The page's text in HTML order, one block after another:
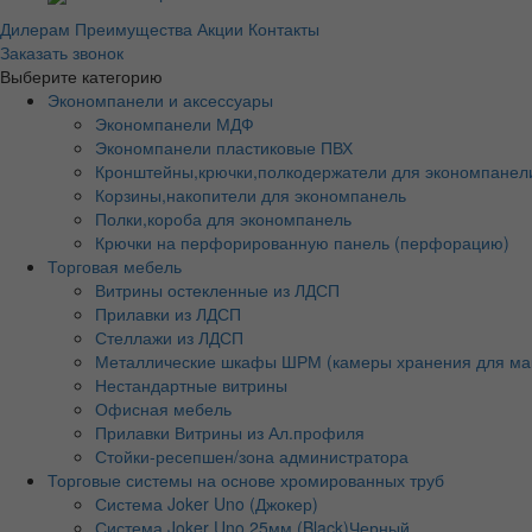
Дилерам Преимущества Акции Контакты
Заказать звонок
Выберите категорию
Экономпанели и аксессуары
Экономпанели МДФ
Экономпанели пластиковые ПВХ
Кронштейны,крючки,полкодержатели для
Корзины,накопители для экономпанель
Полки,короба для экономпанель
Крючки на перфорированную панель (перфорацию)
Торговая мебель
Витрины остекленные из ЛДСП
Прилавки из ЛДСП
Стеллажи из ЛДСП
Металлические шкафы ШРМ (камеры хранения для
Нестандартные витрины
Офисная мебель
Прилавки Витрины из Ал.профиля
Стойки-ресепшен/зона администратора
Торговые системы на основе хромированных труб
Система Joker Uno (Джокер)
Система Joker Uno 25мм (Black)Черный